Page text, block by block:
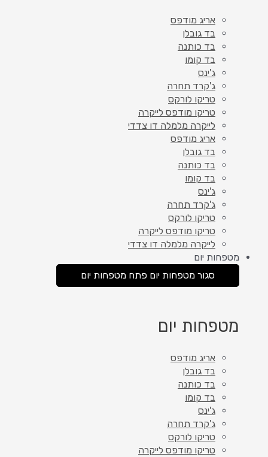
אריג מודפס
בד גובלן
בד כותנה
בד קומו
ג'ינס
ג'קרד תחרה
טריקו לורקס
טריקו מודפס לייקרה
לייקרה מלמלה דו צדדי
אריג מודפס
בד גובלן
בד כותנה
בד קומו
ג'ינס
ג'קרד תחרה
טריקו לורקס
טריקו מודפס לייקרה
לייקרה מלמלה דו צדדי
מטפחות יום
סגור מטפחות יום פתח מטפחות יום
מטפחות יום
אריג מודפס
בד גובלן
בד כותנה
בד קומו
ג'ינס
ג'קרד תחרה
טריקו לורקס
טריקו מודפס לייקרה